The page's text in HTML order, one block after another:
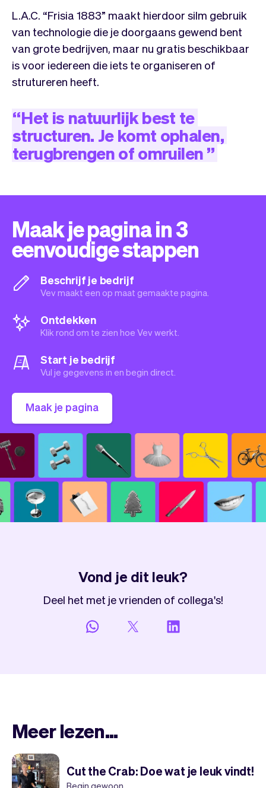
L.A.C. “Frisia 1883” maakt hierdoor silm gebruik
van technologie die je doorgaans gewend bent
van grote bedrijven, maar nu gratis beschikbaar
is voor iedereen die iets te organiseren of
strutureren heeft.
“Het is natuurlijkbest te
structuren. Je komt ophalen,
terugbrengenofomruilen”
Maak je pagina in 3
eenvoudige stappen
Beschrijf je bedrijf
Vev maakt een op maat gemaakte pagina.
Ontdekken
Klik rond om te zien hoe Vev werkt.
Start je bedrijf
Vul je gegevens in en begin direct.
Maak je pagina
Vond je dit leuk?
Deel het met je vrienden of collega's!
Meer lezen...
Cut the Crab: Doe wat je leuk vindt!